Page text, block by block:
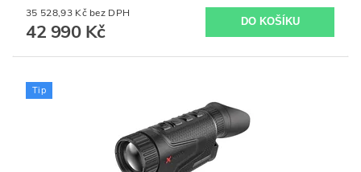
35 528,93 Kč bez DPH
42 990 Kč
Tip